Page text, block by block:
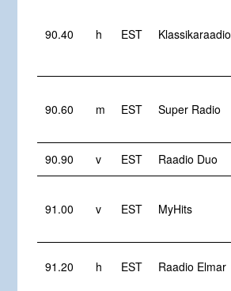
90.40 h EST Klassikaraadio
90.60 m EST Super Radio
90.90 v EST Raadio Duo
91.00 v EST MyHits
91.20 h EST Raadio Elmar